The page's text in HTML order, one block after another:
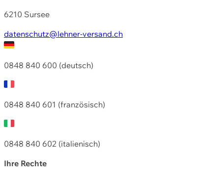
6210 Sursee
datenschutz@lehner-versand.ch
0848 840 600 (deutsch)
0848 840 601 (französisch)
0848 840 602 (italienisch)
Ihre Rechte